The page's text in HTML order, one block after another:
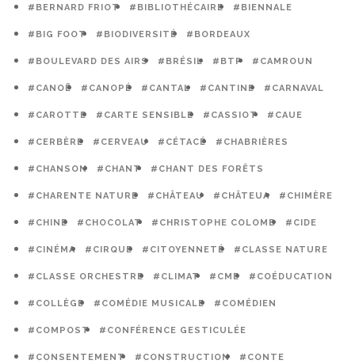
#BERNARD FRIOT #BIBLIOTHÉCAIRE #BIENNALE
#BIG FOOT #BIODIVERSITÉ #BORDEAUX
#BOULEVARD DES AIRS #BRÉSIL #BTP #CAMROUN
#CANOË #CANOPÉ #CANTAL #CANTINE #CARNAVAL
#CAROTTE #CARTE SENSIBLE #CASSIOT #CAUE
#CERBÈRE #CERVEAU #CÉTACÉ #CHABRIÈRES
#CHANSON #CHANT #CHANT DES FORÊTS
#CHARENTE NATURE #CHÂTEAU #CHÂTEUA #CHIMÈRE
#CHINE #CHOCOLAT #CHRISTOPHE COLOMB #CIDE
#CINÉMA #CIRQUE #CITOYENNETÉ #CLASSE NATURE
#CLASSE ORCHESTRE #CLIMAT #CME #COÉDUCATION
#COLLÈGE #COMÉDIE MUSICALE #COMÉDIEN
#COMPOST #CONFÉRENCE GESTICULÉE
#CONSENTEMENT #CONSTRUCTION #CONTE